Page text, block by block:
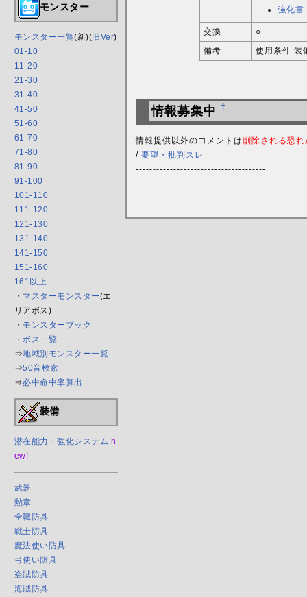
モンスター
モンスター一覧(新)( 旧Ver)
01-10
11-20
21-30
31-40
41-50
51-60
61-70
71-80
81-90
91-100
101-110
111-120
121-130
131-140
141-150
151-160
161以上
・ マスターモンスター(エ
リアボス)
・ モンスターブック
・ ボス一覧
⇒地域別モンスター一覧
⇒50音検索
⇒必中命中率算出
装備
潜在能力・強化システム n
ew!
武器
勲章
全職防具
戦士防具
魔法使い防具
弓使い防具
盗賊防具
海賊防具
強化書
交換
○
備考
使用条件:装
情報募集中 †
情報提供以外のコメントは削除される恐
/ 要望・批判スレ
--------------------------------------